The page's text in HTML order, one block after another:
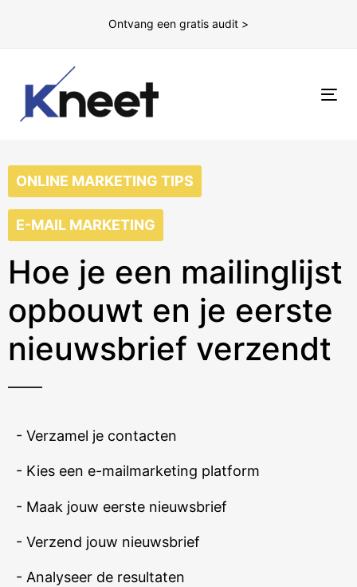
Ontvang een gratis audit >
ONLINE MARKETING TIPS
E-MAIL MARKETING
Hoe je een mailinglijst
opbouwt en je eerste
nieuwsbrief verzendt
- Verzamel je contacten
- Kies een e-mailmarketing platform
- Maak jouw eerste nieuwsbrief
- Verzend jouw nieuwsbrief
- Analyseer de resultaten